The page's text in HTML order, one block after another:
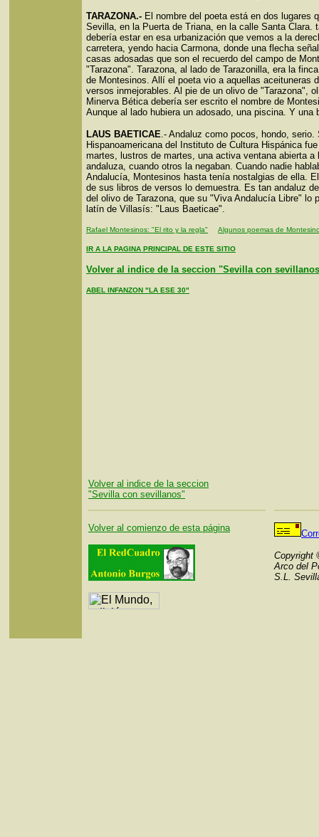
TARAZONA.- El nombre del poeta está en dos lugares
Sevilla, en la Puerta de Triana, en la calle Santa Clara.
debería estar en esa urbanización que vemos a la
carretera, yendo hacia Carmona, donde una flecha
casas adosadas que son el recuerdo del campo de
"Tarazona". Tarazona, al lado de Tarazonilla, era la
de Montesinos. Allí el poeta vio a aquellas aceituneras
versos inmejorables. Al pie de un olivo de "Tarazona",
Minerva Bética debería ser escrito el nombre de
Aunque al lado hubiera un adosado, una piscina. Y una
LAUS BAETICAE.- Andaluz como pocos, hondo, serio.
Hispanoamericana del Instituto de Cultura Hispánica
martes, lustros de martes, una activa ventana abierta a
andaluza, cuando otros la negaban. Cuando nadie
Andalucía, Montesinos hasta tenía nostalgias de ella.
de sus libros de versos lo demuestra. Es tan andaluz
del olivo de Tarazona, que su "Viva Andalucía Libre" lo
latín de Villasís: "Laus Baeticae".
Rafael Montesinos: "El rito y la regla" Algunos poemas de
IR A LA PAGINA PRINCIPAL DE ESTE SITIO
Volver al indice de la seccion "Sevilla con
ABEL INFANZON "LA ESE 30"
Volver al indice de la seccion
"Sevilla con sevillanos"
Volver al comienzo de esta página
Copyright
Arco del
S.L.